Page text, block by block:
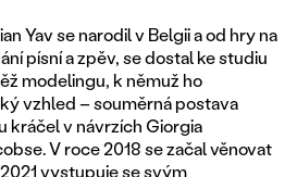
Yav se narodil v Belgii a od hry na
písní a zpěv, se dostal ke studiu
modelingu, k němuž ho
vzhled – souměrná postava
kráčel v návrzích Giorgia
V roce 2018 se začal věnovat
vystupuje se svým